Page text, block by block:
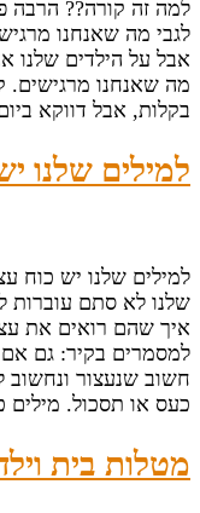
למה זה קורה?? הרבה
לגבי מה שאנחנו
אבל על הילדים שלנו
מה שאנחנו מרגישים.
בקלות, אבל דווקא
למילים שלנו
למילים שלנו יש כוח
שלנו לא סתם עוברות
איך שהם רואים את
למסמרים בקיר: גם
חשוב שנעצור ונחשוב
כעס או תסכול.
מטלות בית